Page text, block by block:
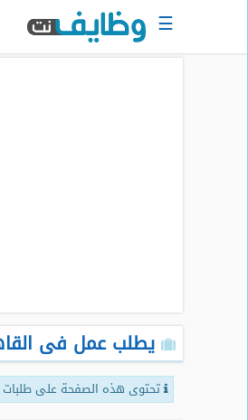
سيرتك
☰
يطلب عمل فى القاهرة
تحتوى هذه الصفحة على